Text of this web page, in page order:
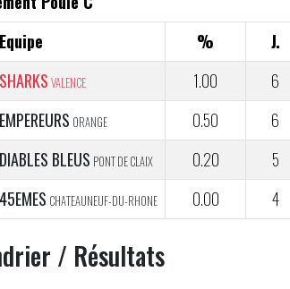
Equipe % J.
SHARKS VALENCE 1.00 6
EMPEREURS ORANGE 0.50 6
DIABLES BLEUS PONT DE CLAIX 0.20 5
45EMES CHATEAUNEUF-DU-RHONE 0.00 4
/ Résultats